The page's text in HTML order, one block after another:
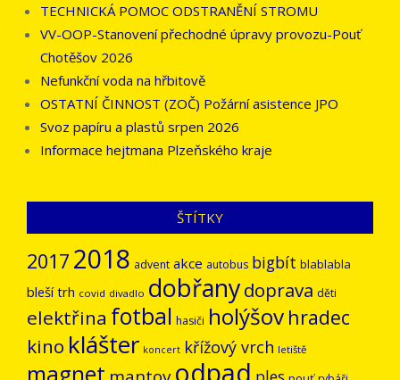
TECHNICKÁ POMOC ODSTRANĚNÍ STROMU
VV-OOP-Stanovení přechodné úpravy provozu-Pouť
Chotěšov 2026
Nefunkční voda na hřbitově
OSTATNÍ ČINNOST (ZOČ) Požární asistence JPO
Svoz papíru a plastů srpen 2026
Informace hejtmana Plzeňského kraje
ŠTÍTKY
2017 2018 advent akce autobus bigbít blablabla
bleší trh covid divadlo dobřanydoprava děti
elektřina fotbal hasiči holýšov hradec
kino klášter koncert křížový vrch letiště
magnet odpad